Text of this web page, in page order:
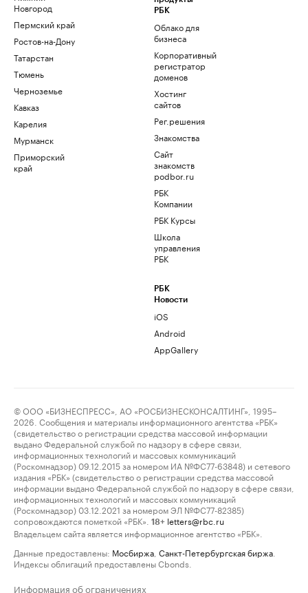
Новгород
Пермский край
Ростов-на-Дону
Татарстан
Тюмень
Черноземье
Кавказ
Карелия
Мурманск
Приморский
край
РБК
Облако для
бизнеса
Корпоративный
регистратор
доменов
Хостинг
сайтов
Рег.решения
Знакомства
Сайт
знакомств
podbor.ru
РБК
Компании
РБК Курсы
Школа
управления
РБК
РБК
Новости
iOS
Android
AppGallery
© ООО «БИЗНЕСПРЕСС», АО «РОСБИЗНЕСКОНСАЛТИНГ», 1995–
2026. Сообщения и материалы информационного агентства «РБК»
(свидетельство о регистрации средства массовой информации
выдано Федеральной службой по надзору в сфере связи,
информационных технологий и массовых коммуникаций
(Роскомнадзор) 09.12.2015 за номером ИА №ФС77-63848) и сетевого
издания «РБК» (свидетельство о регистрации средства массовой
информации выдано Федеральной службой по надзору в сфере связи,
информационных технологий и массовых коммуникаций
(Роскомнадзор) 03.12.2021 за номером ЭЛ №ФС77-82385)
сопровождаются пометкой «РБК».
18+ letters@rbc.ru
Владельцем сайта является информационное агентство «РБК».
Данные предоставлены: Мосбиржа Санкт-Петербургская биржа
Индексы облигаций предоставлены Cbonds.
Информация об ограничениях